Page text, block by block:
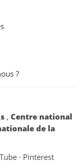
?
, Centre national
de la
· Pinterest